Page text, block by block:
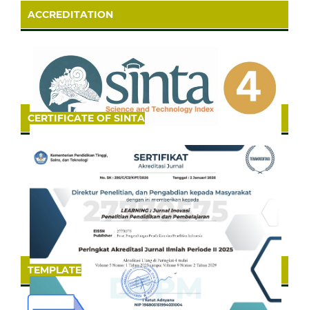
ACCREDITATION
CERTIFICATE OF SINTA
TEMPLATE